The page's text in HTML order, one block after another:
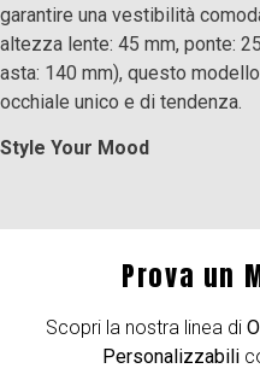
garantire una vestibilità
altezza lente: 45 mm, ponte:
asta: 140 mm), questo
occhiale unico e di tendenza.
Style Your Mood
Prova un
Scopri la nostra linea di
Personalizzabili